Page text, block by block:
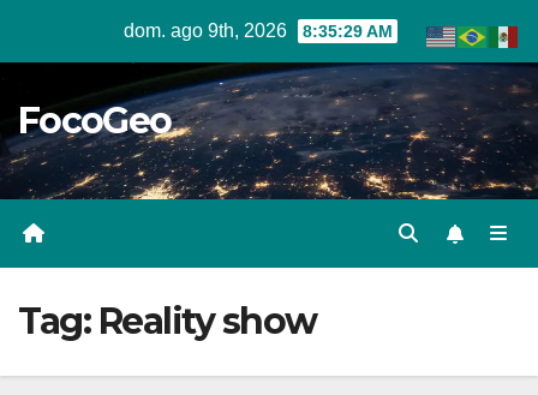
dom. ago 9th, 2026 8:35:30 AM
FocoGeo
Tag: Reality show